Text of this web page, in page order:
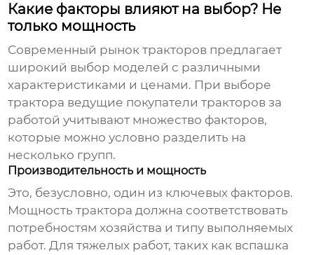
Какие факторы влияют на выбор? Не
только мощность
Современный рынок тракторов предлагает
широкий выбор моделей с различными
характеристиками и ценами. При выборе
трактора ведущие покупатели тракторов за
работой учитывают множество факторов,
которые можно условно разделить на
несколько групп.
Производительность и мощность
Это, безусловно, один из ключевых факторов.
Мощность трактора должна соответствовать
потребностям хозяйства и типу выполняемых
работ. Для тяжелых работ, таких как вспашка